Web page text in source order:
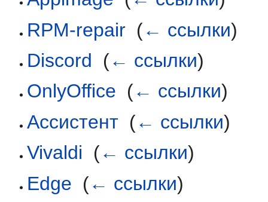
RPM-repair (← ссылки)
Discord
(← ссылки)
OnlyOffice (← ссылки)
Ассистент (← ссылки)
Vivaldi
(← ссылки)
Edge (← ссылки)